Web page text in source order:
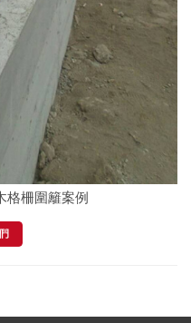
格柵圍籬案例